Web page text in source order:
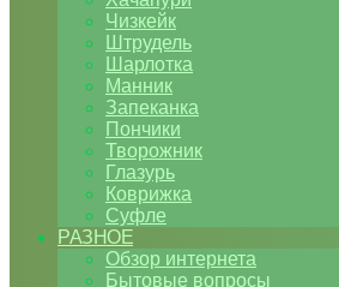
Чизкейк
Штрудель
Шарлотка
Манник
Запеканка
Пончики
Творожник
Глазурь
Коврижка
Суфле
РАЗНОЕ
Обзор интернета
Бытовые вопросы